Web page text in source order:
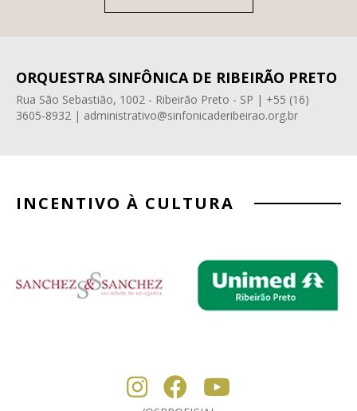
ORQUESTRA SINFÔNICA DE RIBEIRÃO PRETO
Rua São Sebastião, 1002 - Ribeirão Preto - SP | +55 (16)
3605-8932 | administrativo@sinfonicaderibeirao.org.br
INCENTIVO À CULTURA